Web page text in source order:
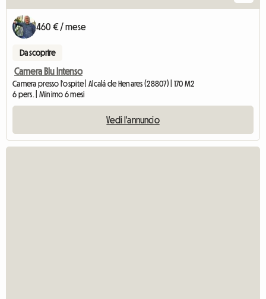
460 € / mese
Da scoprire
Camera Blu Intenso
Camera presso l'ospite | Alcalá de Henares (28807) | 170 M2
6 pers. | Minimo 6 mesi
Vedi l'annuncio